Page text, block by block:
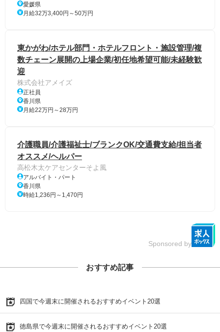
愛媛県
月給32万3,400円～50万円
東かがわ/ホテル部門・ホテルフロント・施設管理/複
数チェーン展開の上場企業/初任地希望可能/未経験歓
迎
株式会社アメイズ
正社員
香川県
月給22万円～28万円
介護職員/介護福祉士/ブランクOK/交通費支給/担当者
オススメ/ヘルパー
高松木太ケアセンターそよ風
アルバイト・パート
香川県
時給1,236円～1,470円
Sponsored by
おすすめ記事
四国で今週末に開催されるおすすめイベント20選
徳島県で今週末に開催されるおすすめイベント20選